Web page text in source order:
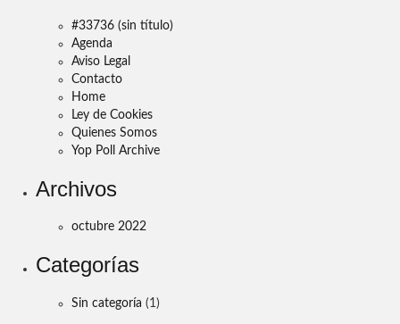
#33736 (sin título)
Agenda
Aviso Legal
Contacto
Home
Ley de Cookies
Quienes Somos
Yop Poll Archive
Archivos
octubre 2022
Categorías
Sin categoría (1)